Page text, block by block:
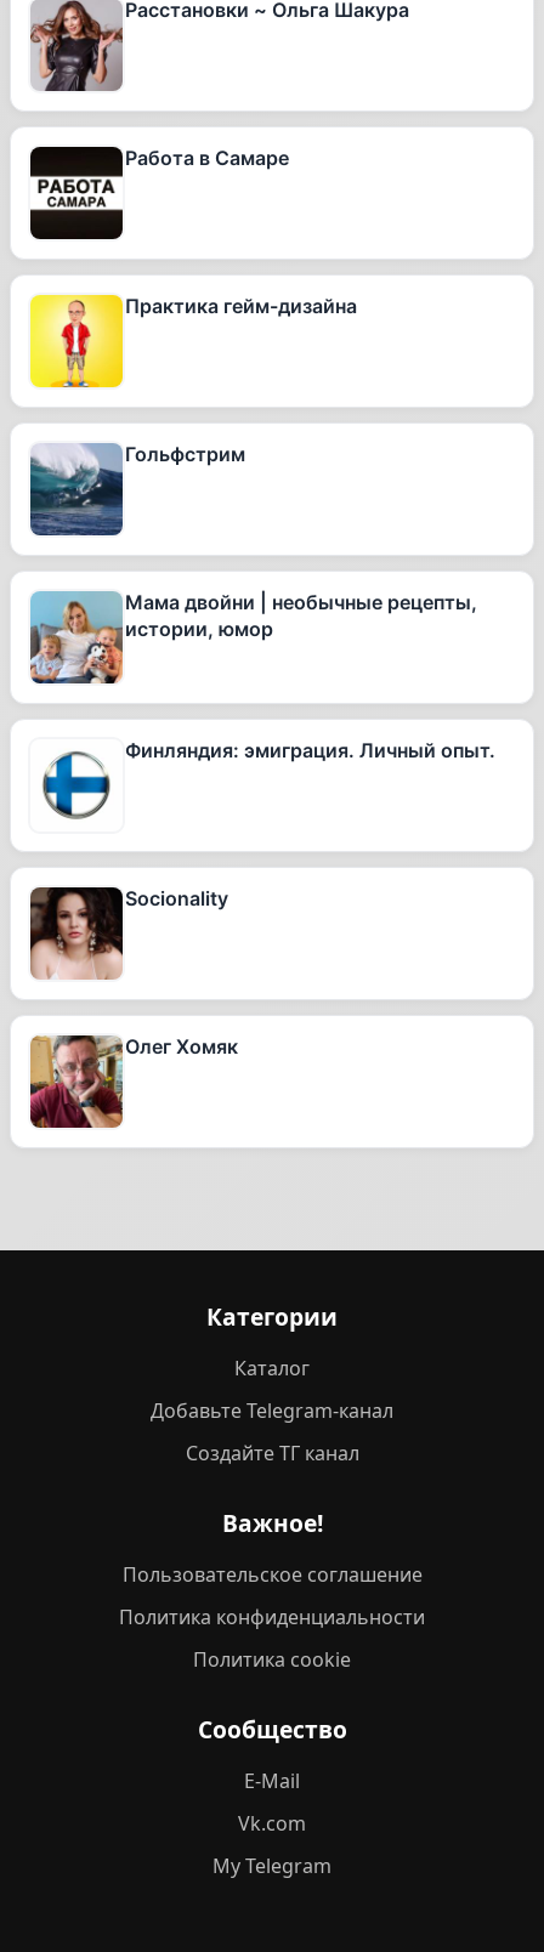
Расстановки ~ Ольга Шакура
Работа в Самаре
Практика гейм-дизайна
Гольфстрим
Мама двойни | необычные рецепты,
истории, юмор
Финляндия: эмиграция. Личный опыт.
Socionality
Олег Хомяк
Категории
Каталог
Добавьте Telegram-канал
Создайте ТГ канал
Важное!
Пользовательское соглашение
Политика конфиденциальности
Политика cookie
Сообщество
E-Mail
Vk.com
My Telegram